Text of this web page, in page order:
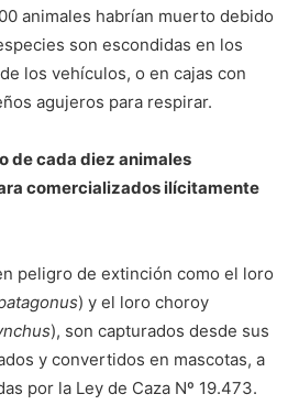
animales habrían muerto debido
son escondidas en los
los vehículos, o en cajas con
agujeros para respirar.
de cada diez animales
comercializados ilícitamente
peligro de extinción como el loro
) y el loro choroy
), son capturados desde sus
y convertidos en mascotas, a
por la Ley de Caza Nº 19.473.